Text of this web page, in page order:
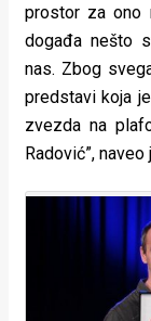
prostor za ono
događa nešto
nas. Zbog
predstavi koja
zvezda na
Radović”, naveo